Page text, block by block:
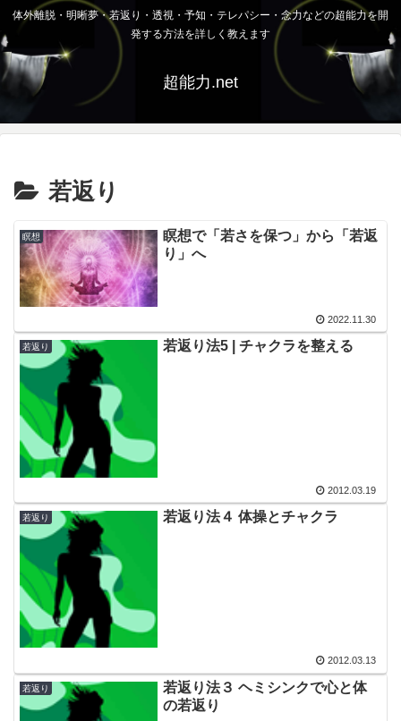
体外離脱・明晰夢・若返り・透視・予知・テレパシー・念力などの超能力を開
発する方法を詳しく教えます
超能力.net
若返り
瞑想
瞑想で「若さを保つ」から「若返
り」へ
2022.11.30
若返り 若返り法5 | チャクラを整える
2012.03.19
若返り 若返り法４ 体操とチャクラ
2012.03.13
若返り
若返り法３ ヘミシンクで心と体
の若返り